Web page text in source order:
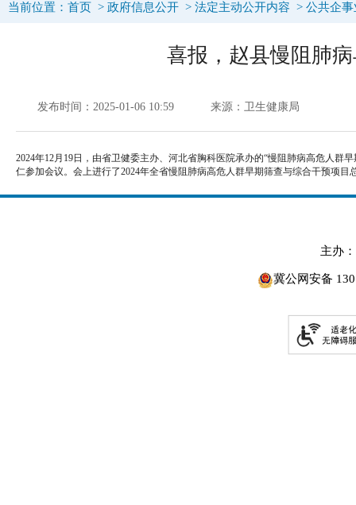
当前位置： 首页 > 政府信息公开 > 法定主动公开内容 > 公共企
喜报，赵县慢阻肺
发布时间：2025-01-06 10:59 来源：卫生健康局
2024年12月19日，由省卫健委主办、河北省胸科医院承办的“慢阻肺病高危人
仁参加会议。会上进行了2024年全省慢阻肺病高危人群早期筛查与综合干预项